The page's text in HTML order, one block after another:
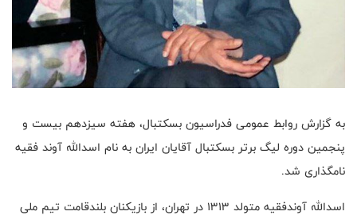
به گزارش روابط عمومی فدراسیون بسکتبال، هفته سیزدهم بیست و
پنجمین دوره لیگ برتر بسکتبال آقایان ایران به نام اسدالله آوند فقیه
نا‌مگذاری شد.
اسدالله آوندفقیه متولد ۱۳۱۳ در تهران، از بازیکنان بلندقامت تیم ملی